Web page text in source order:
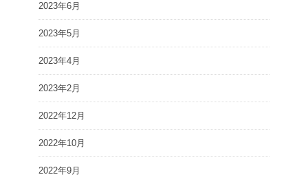
2023年6月
2023年5月
2023年4月
2023年2月
2022年12月
2022年10月
2022年9月